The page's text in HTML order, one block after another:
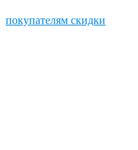
покупателям скидки